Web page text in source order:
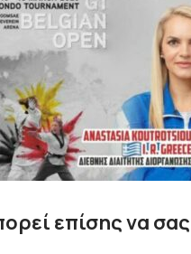
επίσης να